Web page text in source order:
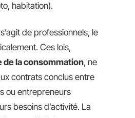
habitation).
de professionnels, le
Ces lois,
de la consommation, ne
contrats conclus entre
ou entrepreneurs
besoins d’activité. La